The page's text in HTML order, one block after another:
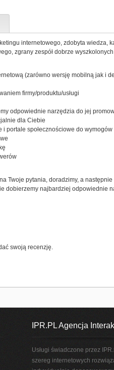
internetowego, zdobyta wiedza,
zgrany zespół dobrze
(zarówno wersję mobilną jak i
firmy/produktu/usługi
odpowiednie narzędzia do jej
dla Ciebie
portale społecznościowe do
Twoje pytania, doradzimy, a
dobierzemy najbardziej odpowiednie
swoją recenzję.
IPR.PL Agencja
Usługi świadczone przez
szereg internetowych